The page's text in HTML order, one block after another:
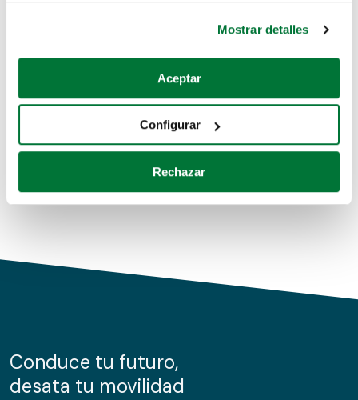
Si lo permite, también quisiéramos:
Recopilar información sobre su ubicación geográfica
Identificar su dispositivo analizándolo activamente
para buscar características específicas (huellas
Obtenga más información sobre cómo se procesan sus
de cookies.
información sobre el uso que haga del sitio web con
nuestros partners de redes sociales, publicidad y análisis
Mostrar detalles
Aceptar
Configurar
Rechazar
Coches de segunda mano
Coches de km0
Conduce tu futuro,
desata tu movilidad